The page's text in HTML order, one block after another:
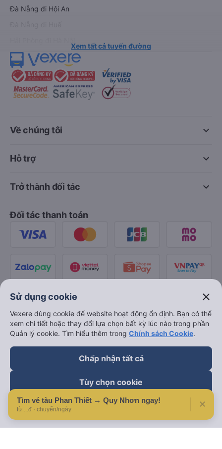
Tìm vé tàu Phan Thiết → Quy Nhơn ngay!
từ ...đ · chuyến/ngày ✕
Đà Nẵng đi Hội An
Xem tất cả tuyến đường
keyboard_arrow_down
Về chúng tôi
keyboard_arrow_down
Hỗ trợ
keyboard_arrow_down
Trở thành đối tác
Đối tác thanh toán
Sử dụng cookie close
Vexere dùng cookie để website hoạt động ổn định. Bạn có thể
xem chi tiết hoặc thay đổi lựa chọn bất kỳ lúc nào trong phần
Quản lý cookie. Tìm hiểu thêm trong Chính sách Cookie.
Chấp nhận tất cả
Tùy chọn cookie
Từ chối